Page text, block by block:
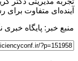
آینده‌ای متفاوت برای
منبع خبر: پایگاه خبری